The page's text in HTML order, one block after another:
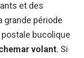
et des
grande période
bucolique
volant. Si